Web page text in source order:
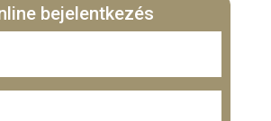
bejelentkezés